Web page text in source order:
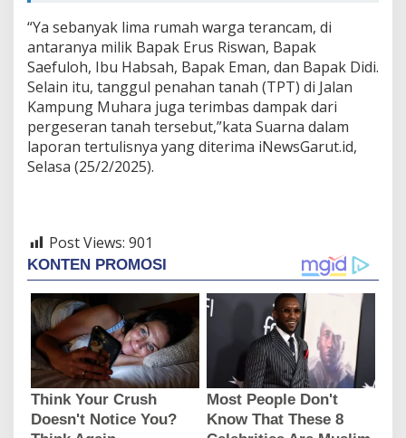
O
e
h
H
u
j
a
n
“Ya sebanyak lima rumah warga terancam, di
antaranya milik Bapak Erus Riswan, Bapak
Saefuloh, Ibu Habsah, Bapak Eman, dan Bapak Didi.
Selain itu, tanggul penahan tanah (TPT) di Jalan
Kampung Muhara juga terimbas dampak dari
pergeseran tanah tersebut,”kata Suarna dalam
laporan tertulisnya yang diterima iNewsGarut.id,
Selasa (25/2/2025).
Post Views: 901